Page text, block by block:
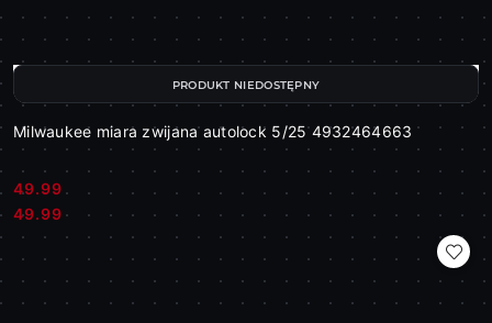
Milwaukee miara zwijana autolock 5/25 4932464663
Cena:
49.99
Cena:
49.99
PRODUKT NIEDOSTĘPNY